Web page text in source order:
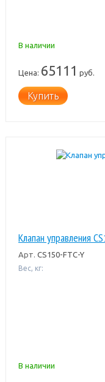
В наличии
Цена: 65111 руб.
Купить
Клапан управления
Арт. CS150-FTC-Y
Вес, кг:
В наличии